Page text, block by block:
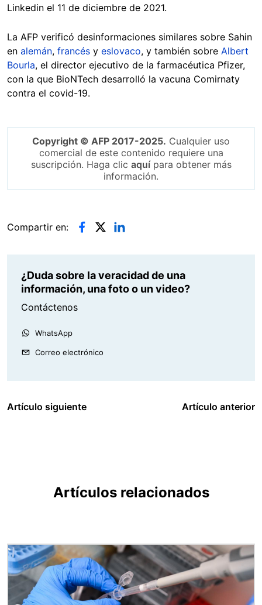
Linkedin el 11 de diciembre de 2021.
La AFP verificó desinformaciones similares sobre Sahin
en alemán, francés y eslovaco, y también sobre Albert
Bourla, el director ejecutivo de la farmacéutica Pfizer,
con la que BioNTech desarrolló la vacuna Comirnaty
contra el covid-19.
Copyright © AFP 2017-2025. Cualquier uso
comercial de este contenido requiere una
suscripción. Haga clic aquípara obtener más
información.
Compartir en:
¿Duda sobre la veracidad de una
información, una foto o un video?
Contáctenos
WhatsApp
Correo electrónico
Artículo siguiente Artículo anterior
Artículos relacionados
Imagen